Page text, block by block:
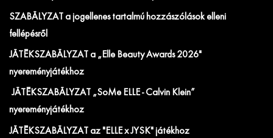
SZABÁLYZAT a jogellenes tartalmú hozzászólások elleni
fellépésről
JÁTÉKSZABÁLYZAT a „Elle Beauty Awards 2026"
nyereményjátékhoz
JÁTÉKSZABÁLYZAT „SoMe ELLE - Calvin Klein”
nyereményjátékhoz
JÁTÉKSZABÁLYZAT az "ELLE x JYSK" játékhoz